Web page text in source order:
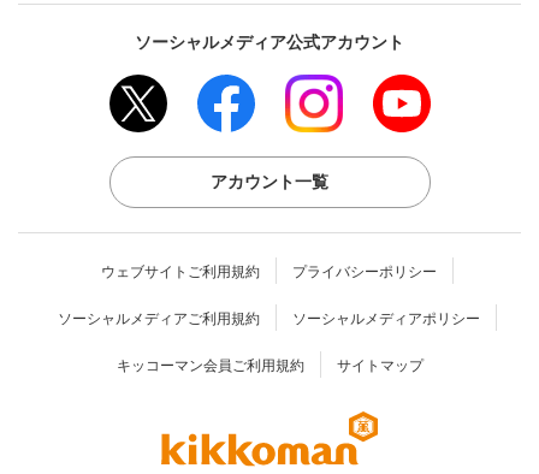
ソーシャルメディア公式アカウント
アカウント一覧
ウェブサイトご利用規約 プライバシーポリシー
ソーシャルメディアご利用規約 ソーシャルメディアポリシー
キッコーマン会員ご利用規約 サイトマップ